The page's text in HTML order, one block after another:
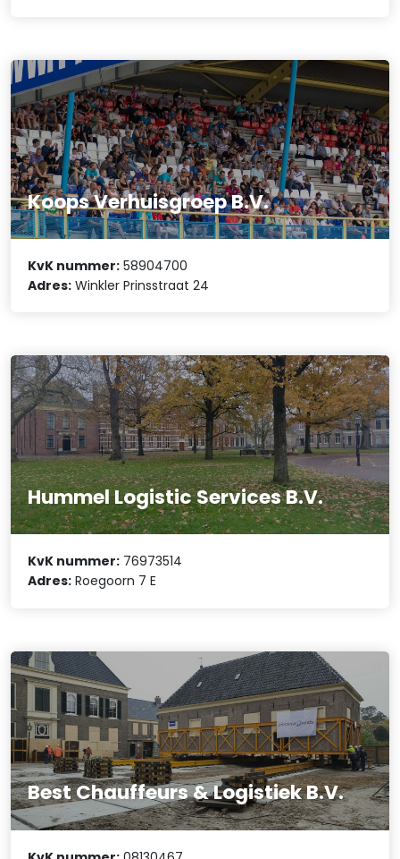
Koops Verhuisgroep B.V.
KvK nummer: 58904700
Adres: Winkler Prinsstraat 24
Hummel Logistic Services B.V.
KvK nummer: 76973514
Adres: Roegoorn 7 E
Best Chauffeurs & Logistiek B.V.